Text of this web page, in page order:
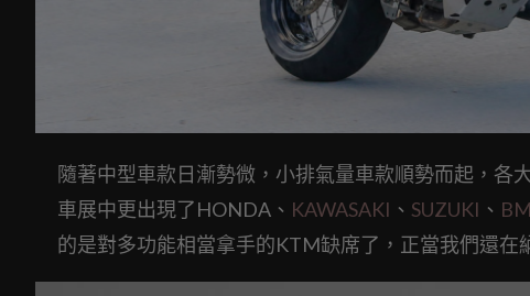
隨著中型車款日漸勢微，小排氣量車款順勢而起，各
車展中更出現了HONDA、 KAWASAKI 、 SUZUKI 、
的是對多功能相當拿手的KTM缺席了，正當我們還在